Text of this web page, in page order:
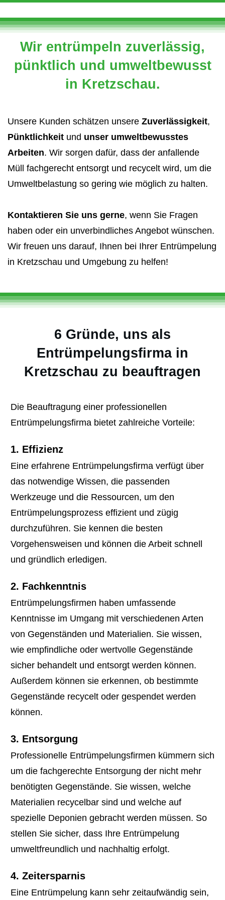
Wir entrümpeln zuverlässig,
pünktlich und umweltbewusst
in Kretzschau.
Unsere Kunden schätzen unsere Zuverlässigkeit,
Pünktlichkeit und unser umweltbewusstes
Arbeiten. Wir sorgen dafür, dass der anfallende
Müll fachgerecht entsorgt und recycelt wird, um die
Umweltbelastung so gering wie möglich zu halten.
Kontaktieren Sie uns gerne, wenn Sie Fragen
haben oder ein unverbindliches Angebot wünschen.
Wir freuen uns darauf, Ihnen bei Ihrer Entrümpelung
in Kretzschau und Umgebung zu helfen!
6 Gründe, uns als
Entrümpelungsfirma in
Kretzschau zu beauftragen
Die Beauftragung einer professionellen
Entrümpelungsfirma bietet zahlreiche Vorteile:
1. Effizienz
Eine erfahrene Entrümpelungsfirma verfügt über
das notwendige Wissen, die passenden
Werkzeuge und die Ressourcen, um den
Entrümpelungsprozess effizient und zügig
durchzuführen. Sie kennen die besten
Vorgehensweisen und können die Arbeit schnell
und gründlich erledigen.
2. Fachkenntnis
Entrümpelungsfirmen haben umfassende
Kenntnisse im Umgang mit verschiedenen Arten
von Gegenständen und Materialien. Sie wissen,
wie empfindliche oder wertvolle Gegenstände
sicher behandelt und entsorgt werden können.
Außerdem können sie erkennen, ob bestimmte
Gegenstände recycelt oder gespendet werden
können.
3. Entsorgung
Professionelle Entrümpelungsfirmen kümmern sich
um die fachgerechte Entsorgung der nicht mehr
benötigten Gegenstände. Sie wissen, welche
Materialien recycelbar sind und welche auf
spezielle Deponien gebracht werden müssen. So
stellen Sie sicher, dass Ihre Entrümpelung
umweltfreundlich und nachhaltig erfolgt.
4. Zeitersparnis
Eine Entrümpelung kann sehr zeitaufwändig sein,